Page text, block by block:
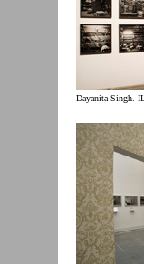
Dayanita Singh.